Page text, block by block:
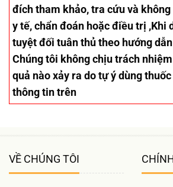
đích tham khảo, tra cứu và
y tế, chẩn đoán hoặc điều trị ,Khi
tuyệt đối tuân thủ theo hướng
Chúng tôi không chịu trách
quả nào xảy ra do tự ý dùng
thông tin trên
VỀ CHÚNG TÔI